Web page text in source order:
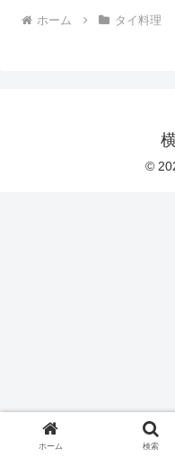
ホーム タイ料理
©
ホーム 検索